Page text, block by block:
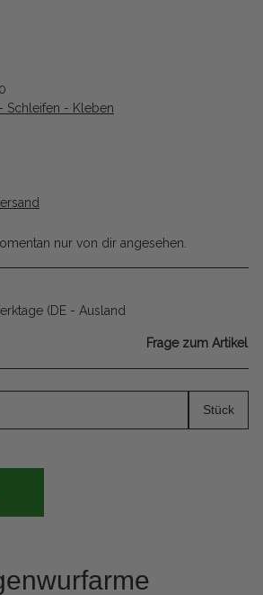
Schleifen - Kleben
nur von dir angesehen.
(DE - Ausland
Frage zum Artikel
Stück